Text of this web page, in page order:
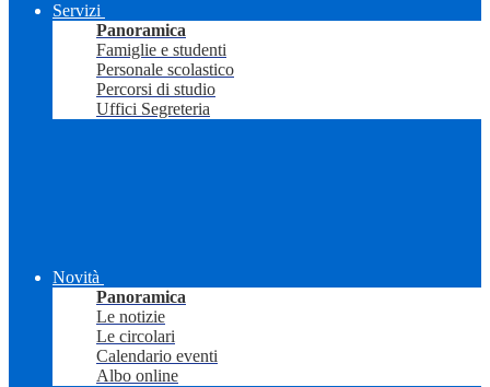
Servizi
Panoramica
Famiglie e studenti
Personale scolastico
Percorsi di studio
Uffici Segreteria
Novità
Panoramica
Le notizie
Le circolari
Calendario eventi
Albo online